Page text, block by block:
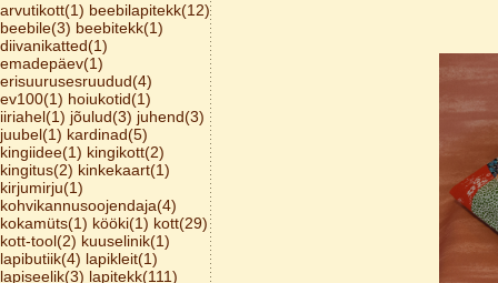
arvutikott(1) beebilapitekk(12)
beebile(3) beebitekk(1)
diivanikatted(1)
emadepäev(1)
erisuurusesruudud(4)
ev100(1) hoiukotid(1)
iiriahel(1) jõulud(3) juhend(3)
juubel(1) kardinad(5)
kingiidee(1) kingikott(2)
kingitus(2) kinkekaart(1)
kirjumirju(1)
kohvikannusoojendaja(4)
kokamüts(1) kööki(1) kott(29)
kott-tool(2) kuuselinik(1)
lapibutiik(4) lapikleit(1)
lapiseelik(3) lapitekk(111)